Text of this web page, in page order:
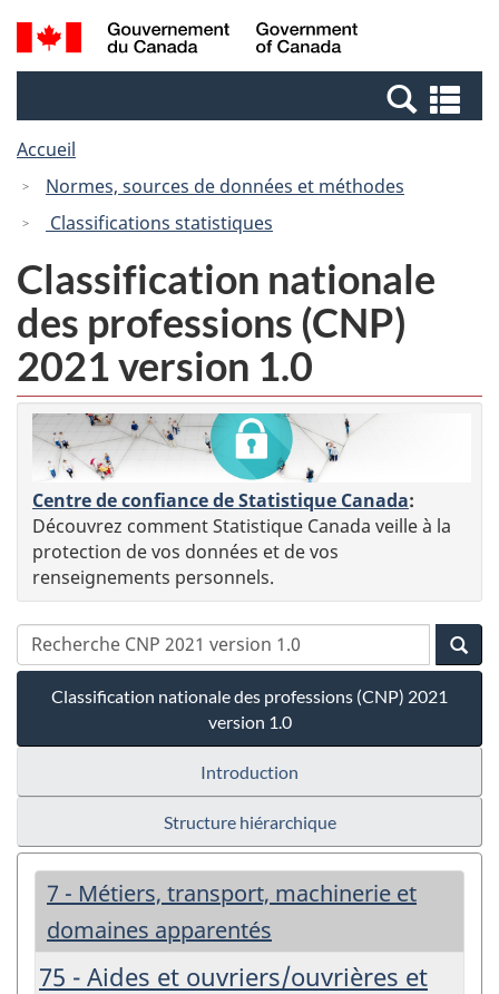
Passer
au
Passer
à
Canada
Recherche
et
et
Accueil
Normes, sources de données et méthodes
Classifications statistiques
Classification nationale
des professions (CNP)
2021 version 1.0
Centre de confiance de Statistique Canada:
Découvrez comment Statistique Canada veille à la
protection de vos données et de vos
renseignements personnels.
Classification nationale des professions (CNP) 2021
version 1.0
Introduction
Structure hiérarchique
7 - Métiers, transport, machinerie et
domaines apparentés
75 - Aides et ouvriers/ouvrières et